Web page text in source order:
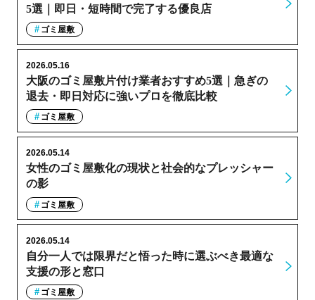
5選｜即日・短時間で完了する優良店
ゴミ屋敷
大阪のゴミ屋敷片付け業者おすすめ5選｜急ぎの
退去・即日対応に強いプロを徹底比較
2026.05.16
ゴミ屋敷
女性のゴミ屋敷化の現状と社会的なプレッシャー
の影
2026.05.14
ゴミ屋敷
自分一人では限界だと悟った時に選ぶべき最適な
支援の形と窓口
2026.05.14
ゴミ屋敷